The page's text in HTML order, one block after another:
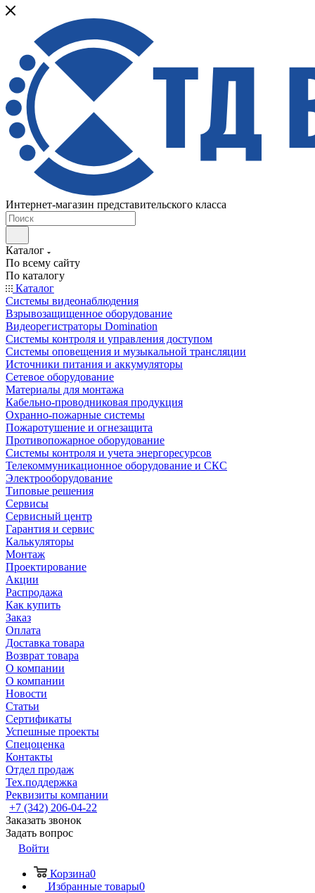
Интернет-магазин представительского класса
Каталог
По всему сайту
По каталогу
Каталог
Системы видеонаблюдения
Взрывозащищенное оборудование
Видеорегистраторы Domination
Системы контроля и управления доступом
Системы оповещения и музыкальной трансляции
Источники питания и аккумуляторы
Сетевое оборудование
Материалы для монтажа
Кабельно-проводниковая продукция
Охранно-пожарные системы
Пожаротушение и огнезащита
Противопожарное оборудование
Системы контроля и учета энергоресурсов
Телекоммуникационное оборудование и СКС
Электрооборудование
Типовые решения
Сервисы
Сервисный центр
Гарантия и сервис
Калькуляторы
Монтаж
Проектирование
Акции
Распродажа
Как купить
Заказ
Оплата
Доставка товара
Возврат товара
О компании
О компании
Новости
Статьи
Сертификаты
Успешные проекты
Спецоценка
Контакты
Отдел продаж
Тех.поддержка
Реквизиты компании
+7 (342) 206-04-22
Заказать звонок
Задать вопрос
Войти
Корзина0
Избранные товары0